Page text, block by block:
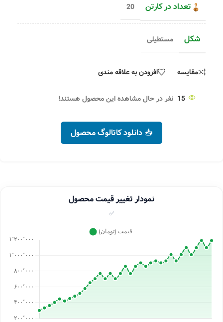
تعداد در کارتن 20
شکل مستطیلی
مقایسه افزودن به علاقه مندی
15 نفر در حال مشاهده این محصول هستند!
📥 دانلود کاتالوگ محصول
نمودار تغییر قیمت محصول
✅